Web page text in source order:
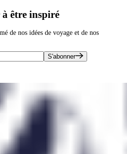
être inspiré
de nos idées de voyage et de nos
S'abonner